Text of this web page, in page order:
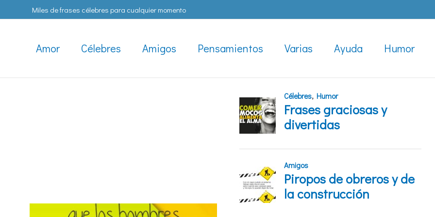
Miles de frases célebres para cualquier momento
Amor Célebres Amigos Pensamientos Varias Ayuda Humor